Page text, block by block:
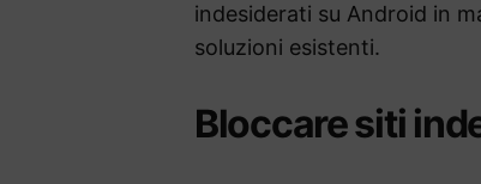
indesiderati su Android in
soluzioni esistenti.
Bloccare siti